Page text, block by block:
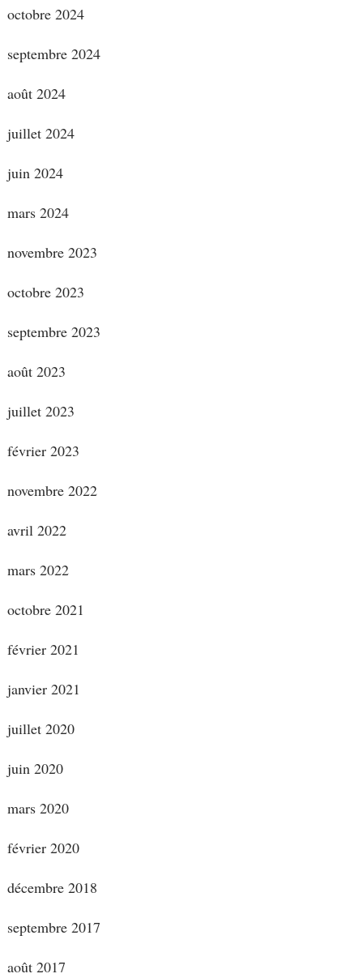
octobre 2024
septembre 2024
août 2024
juillet 2024
juin 2024
mars 2024
novembre 2023
octobre 2023
septembre 2023
août 2023
juillet 2023
février 2023
novembre 2022
avril 2022
mars 2022
octobre 2021
février 2021
janvier 2021
juillet 2020
juin 2020
mars 2020
février 2020
décembre 2018
septembre 2017
août 2017